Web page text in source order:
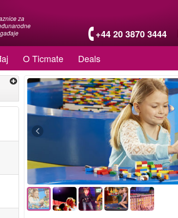
za
+44 20 3870 3444
O Ticmate Deals